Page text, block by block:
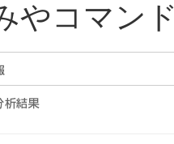
やコマン